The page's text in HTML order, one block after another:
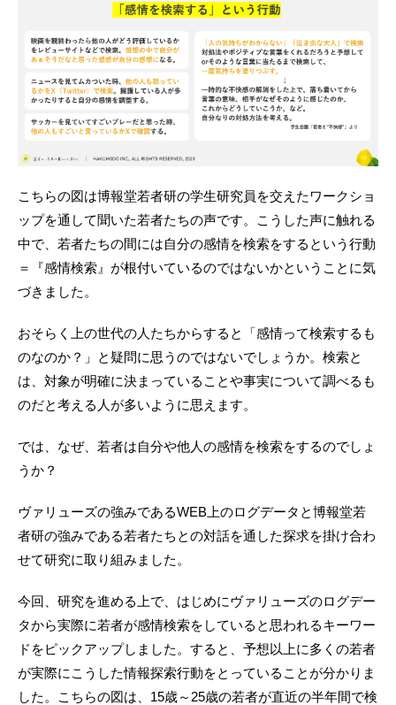
こちらの図は博報堂若者研の学生研究員を交えたワークショ
ップを通して聞いた若者たちの声です。こうした声に触れる
中で、若者たちの間には自分の感情を検索をするという行動
＝『感情検索』が根付いているのではないかということに気
づきました。
おそらく上の世代の人たちからすると「感情って検索するも
のなのか？」と疑問に思うのではないでしょうか。検索と
は、対象が明確に決まっていることや事実について調べるも
のだと考える人が多いように思えます。
では、なぜ、若者は自分や他人の感情を検索をするのでしょ
うか？
ヴァリューズの強みであるWEB上のログデータと博報堂若
者研の強みである若者たちとの対話を通した探求を掛け合わ
せて研究に取り組みました。
今回、研究を進める上で、はじめにヴァリューズのログデー
タから実際に若者が感情検索をしていると思われるキーワー
ドをピックアップしました。すると、予想以上に多くの若者
が実際にこうした情報探索行動をとっていることが分かりま
した。こちらの図は、15歳～25歳の若者が直近の半年間で検